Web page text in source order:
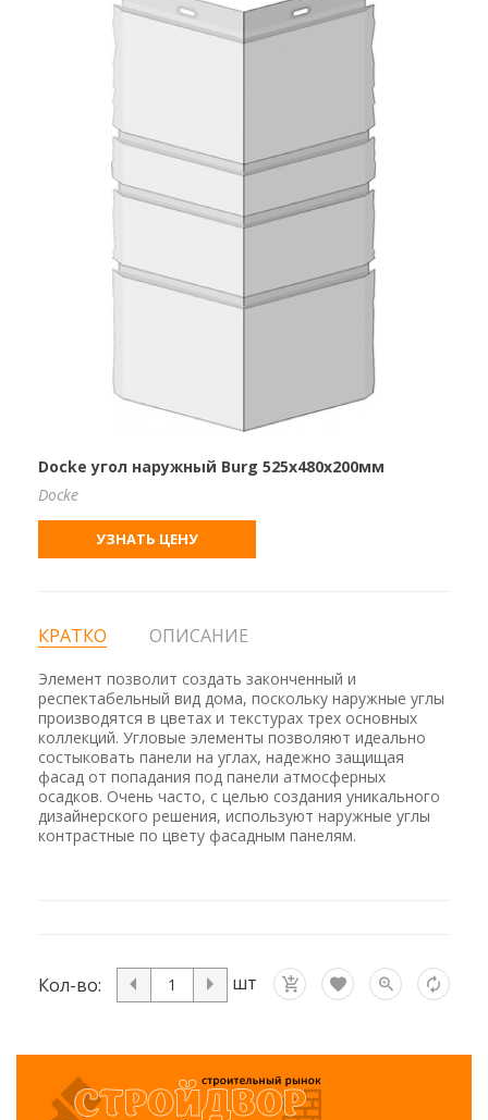
Docke угол наружный Burg 525х480х200мм
Docke
УЗНАТЬ ЦЕНУ
КРАТКО ОПИСАНИЕ
Элемент позволит создать законченный и
респектабельный вид дома, поскольку наружные углы
производятся в цветах и текстурах трех основных
коллекций. Угловые элементы позволяют идеально
состыковать панели на углах, надежно защищая
фасад от попадания под панели атмосферных
осадков. Очень часто, с целью создания уникального
дизайнерского решения, используют наружные углы
контрастные по цвету фасадным панелям.
Кол-во: шт